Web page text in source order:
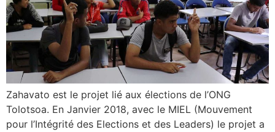
Zahavato est le projet lié aux élections de l’ONG
Tolotsoa. En Janvier 2018, avec le MIEL (Mouvement
pour l’Intégrité des Elections et des Leaders) le projet a